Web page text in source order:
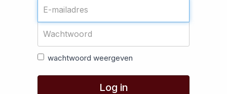
wachtwoord weergeven
Log in